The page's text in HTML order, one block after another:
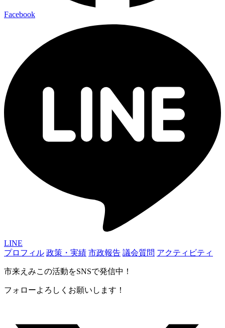
Facebook
LINE
プロフィル 政策・実績 市政報告 議会質問 アクティビティ
市来えみこの活動をSNSで発信中！
フォローよろしくお願いします！